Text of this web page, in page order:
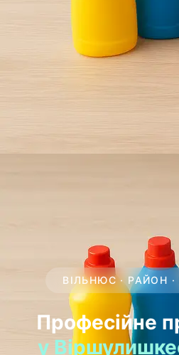
ВІЛЬНЮС · РАЙОН ·
Професійне
у